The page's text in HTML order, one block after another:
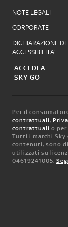
NOTE LEGALI
CORPORATE
DICHIARAZIONE DI
ACCESSIBILITA'
ACCEDI A
SKY GO
Per il
contrattuali,
contrattuali o per
Tutti i marchi
contenuti, sono
utilizzati su
04619241005.